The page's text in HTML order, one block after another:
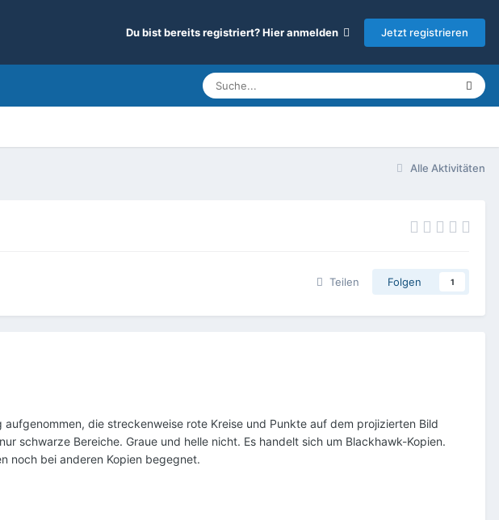
Du bist bereits registriert? Hier anmelden Jetzt registrieren
Alle Aktivitäten
Teilen Folgen 1
die streckenweise rote Kreise und Punkte auf dem projizierten Bild
schwarze Bereiche. Graue und helle nicht. Es handelt sich um Blackhawk-Kopien.
noch bei anderen Kopien begegnet.